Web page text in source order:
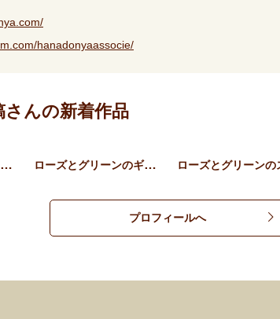
hanadonyaassocie/
んの新着作品
アジサイとリヤトリス、草花… ローズとグリーンのギフトア…
プロフィールへ